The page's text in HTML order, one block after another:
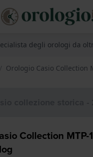
degli orologi da
Orologio Casio Collection
Collection MTP-